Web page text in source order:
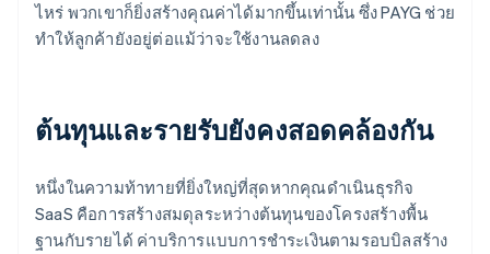
ไหร่ พวกเขาก็ยิ่งสร้างคุณค่าได้มากขึ้นเท่านั้น ซึ่ง PAYG ช่วย
ทําให้ลูกค้ายังอยู่ต่อแม้ว่าจะใช้งานลดลง
ต้นทุนและรายรับยังคงสอดคล้องกัน
หนึ่งในความท้าทายที่ยิ่งใหญ่ที่สุดหากคุณดําเนินธุรกิจ
SaaS คือการสร้างสมดุลระหว่างต้นทุนของโครงสร้างพื้น
ฐานกับรายได้ ค่าบริการแบบการชำระเงินตามรอบบิลสร้าง